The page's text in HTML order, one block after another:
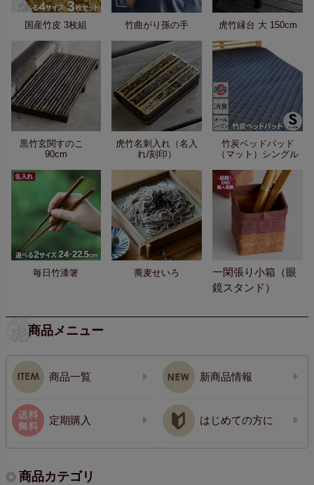
国産竹皮 3枚組 竹曲がり孫の手 虎竹縁台 大 150cm
黒竹玄関すのこ
90cm
虎竹名刺入れ（名入
れ/刻印）
竹炭ベッドパッド
（マット）シングル
毎日竹漆箸 蕎麦せいろ
一閑張り小箱（眼
鏡スタンド）
商品メニュー
商品一覧 新商品情報
定期購入 はじめての方に
商品カテゴリ